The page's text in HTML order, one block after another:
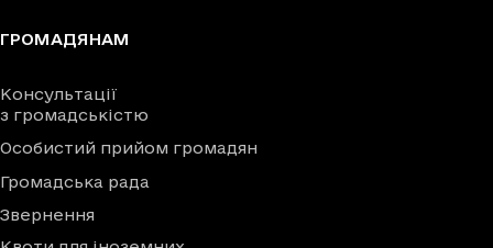
ГРОМАДЯНАМ
Консультації
з громадськістю
Особистий прийом громадян
Громадська рада
Звернення